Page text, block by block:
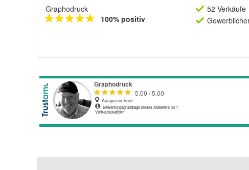
Graphodruck
100% positiv
52 Verkäufe
Gewerblich